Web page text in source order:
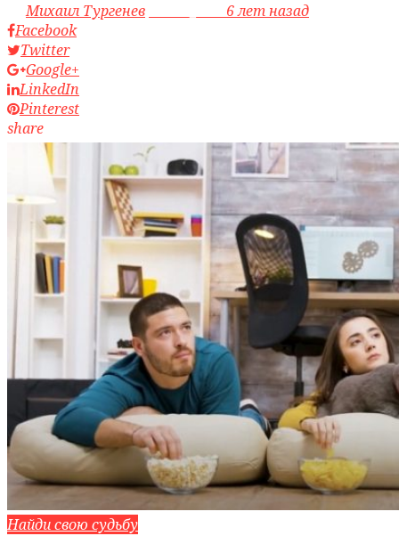
byМихаил Тургенев
6 лет назад
Facebook
Twitter
Google+
LinkedIn
Pinterest
share
Найди свою судьбу